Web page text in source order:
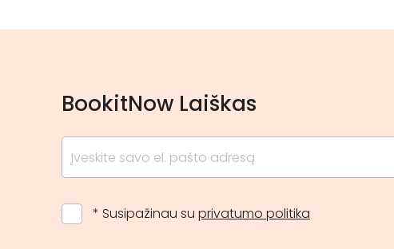
BookitNow Laiškas
* Susipažinau su privatumo politika